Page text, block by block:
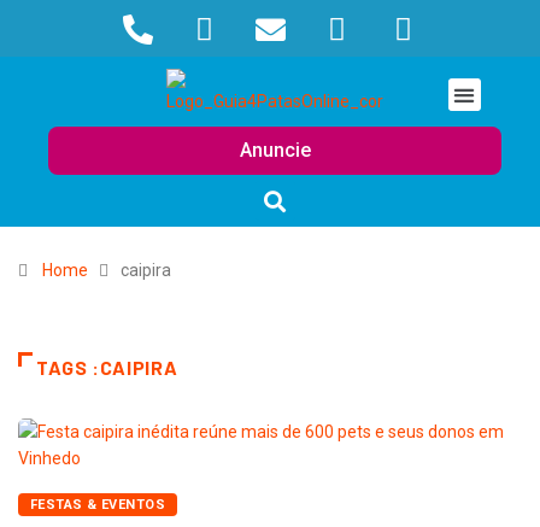
Anuncie
Home caipira
TAGS :CAIPIRA
FESTAS & EVENTOS